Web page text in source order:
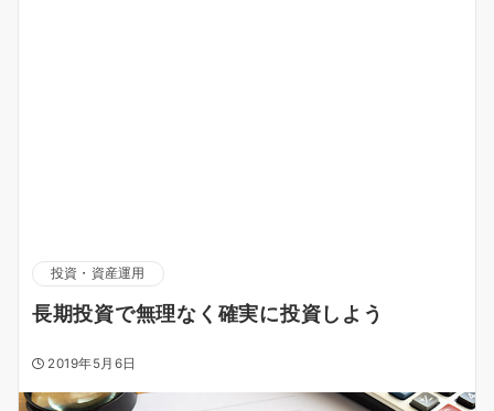
投資・資産運用
長期投資で無理なく確実に投資しよう
2019年5月6日